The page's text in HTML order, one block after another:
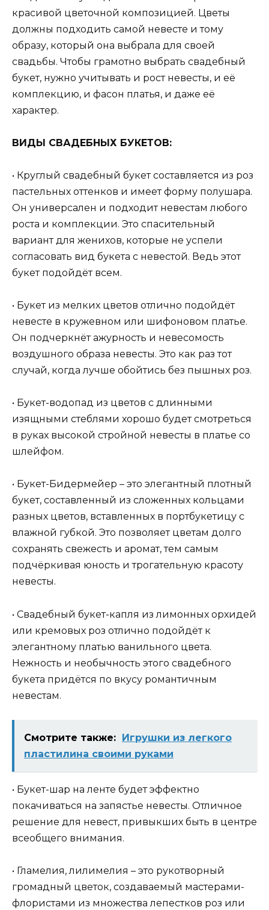
красивой цветочной композицией. Цветы
должны подходить самой невесте и тому
образу, который она выбрала для своей
свадьбы. Чтобы грамотно выбрать свадебный
букет, нужно учитывать и рост невесты, и её
комплекцию, и фасон платья, и даже её
характер.
ВИДЫ СВАДЕБНЫХ БУКЕТОВ:
• Круглый свадебный букет составляется из роз
пастельных оттенков и имеет форму полушара.
Он универсален и подходит невестам любого
роста и комплекции. Это спасительный
вариант для женихов, которые не успели
согласовать вид букета с невестой. Ведь этот
букет подойдёт всем.
• Букет из мелких цветов отлично подойдёт
невесте в кружевном или шифоновом платье.
Он подчеркнёт ажурность и невесомость
воздушного образа невесты. Это как раз тот
случай, когда лучше обойтись без пышных роз.
• Букет-водопад из цветов с длинными
изящными стеблями хорошо будет смотреться
в руках высокой стройной невесты в платье со
шлейфом.
• Букет-Бидермейер – это элегантный плотный
букет, составленный из сложенных кольцами
разных цветов, вставленных в портбукетицу с
влажной губкой. Это позволяет цветам долго
сохранять свежесть и аромат, тем самым
подчёркивая юность и трогательную красоту
невесты.
• Свадебный букет-капля из лимонных орхидей
или кремовых роз отлично подойдёт к
элегантному платью ванильного цвета.
Нежность и необычность этого свадебного
букета придётся по вкусу романтичным
невестам.
Смотрите также: Игрушки из легкого
пластилина своими руками
• Букет-шар на ленте будет эффектно
покачиваться на запястье невесты. Отличное
решение для невест, привыкших быть в центре
всеобщего внимания.
• Гламелия, лилимелия – это рукотворный
громадный цветок, создаваемый мастерами-
флористами из множества лепестков роз или